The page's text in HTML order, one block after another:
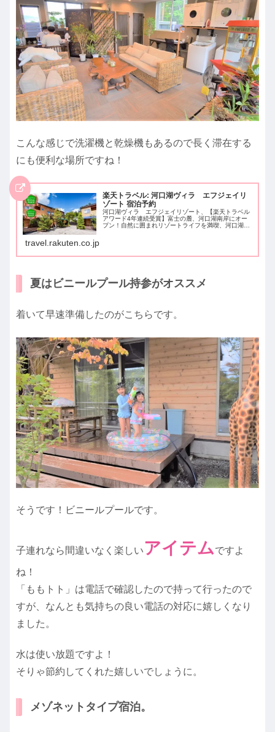
こんな感じで洗濯機と乾燥機もあるので長く滞在する
にも便利な場所ですね！
楽天トラベル: 河口湖ヴィラ エフジェイリ
ゾート 宿泊予約
河口湖ヴィラ エフジェイリゾート、【楽天トラベル
アワード4年連続受賞】富士の麓、河口湖南岸にオー
プン！自然に囲まれリゾートライフを満喫、河口湖駅
travel.rakuten.co.jp
夏はビニールプール持参がオススメ
着いて早速準備したのがこちらです。
そうです！ビニールプールです。
子連れなら間違いなく楽しいアイテムですよ
ね！
「ももトト」は電話で確認したので持って行ったので
すが、なんとも気持ちの良い電話の対応に嬉しくなり
ました。
水は使い放題ですよ！
そりゃ節約してくれた嬉しいでしょうに。
メゾネットタイプ宿泊。